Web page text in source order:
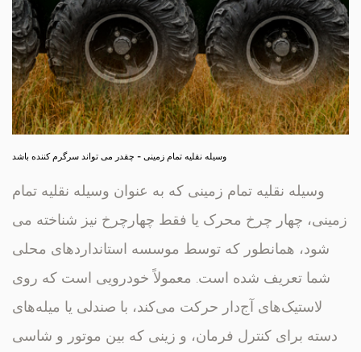
وسیله نقلیه تمام زمینی - چقدر می تواند سرگرم کننده باشد
وسیله نقلیه تمام زمینی که به عنوان وسیله نقلیه تمام
زمینی، چهار چرخ محرک یا فقط چهارچرخ نیز شناخته می
شود، همانطور که توسط موسسه استانداردهای محلی
شما تعریف شده است. معمولاً خودرویی است که روی
لاستیک‌های آج‌دار حرکت می‌کند، با صندلی یا میله‌های
دسته برای کنترل فرمان، و زینی که بین موتور و شاسی